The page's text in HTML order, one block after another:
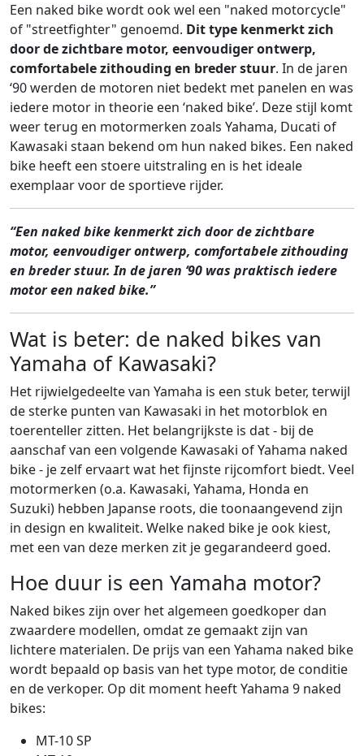
Een naked bike wordt ook wel een "naked motorcycle"
of "streetfighter" genoemd. Dit type kenmerkt zich
door de zichtbare motor, eenvoudiger ontwerp,
comfortabele zithouding en breder stuur. In de jaren
‘90 werden de motoren niet bedekt met panelen en was
iedere motor in theorie een ‘naked bike’. Deze stijl komt
weer terug en motormerken zoals Yahama, Ducati of
Kawasaki staan bekend om hun naked bikes. Een naked
bike heeft een stoere uitstraling en is het ideale
exemplaar voor de sportieve rijder.
“Een naked bike kenmerkt zich door de zichtbare
motor, eenvoudiger ontwerp, comfortabele zithouding
en breder stuur. In de jaren ‘90 was praktisch iedere
motor een naked bike.”
Wat is beter: de naked bikes van
Yamaha of Kawasaki?
Het rijwielgedeelte van Yamaha is een stuk beter, terwijl
de sterke punten van Kawasaki in het motorblok en
toerenteller zitten. Het belangrijkste is dat - bij de
aanschaf van een volgende Kawasaki of Yahama naked
bike - je zelf ervaart wat het fijnste rijcomfort biedt. Veel
motormerken (o.a. Kawasaki, Yahama, Honda en
Suzuki) hebben Japanse roots, die toonaangevend zijn
in design en kwaliteit. Welke naked bike je ook kiest,
met een van deze merken zit je gegarandeerd goed.
Hoe duur is een Yamaha motor?
Naked bikes zijn over het algemeen goedkoper dan
zwaardere modellen, omdat ze gemaakt zijn van
lichtere materialen. De prijs van een Yahama naked bike
wordt bepaald op basis van het type motor, de conditie
en de verkoper. Op dit moment heeft Yahama 9 naked
bikes:
MT-10 SP